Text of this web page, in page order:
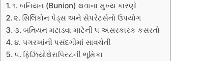
૧. બનિયન (Bunion) થવાના મુખ્ય કારણો
૨. સિલિકોન પેડ્સ અને સેપરેટર્સનો ઉપયોગ
૩. બનિયન મટાડવા માટેની ૫ અસરકારક કસરતો
૪. પગરખાંની પસંદગીમાં સાવચેતી
૫. ફિઝિયોથેરાપિસ્ટની ભૂમિકા